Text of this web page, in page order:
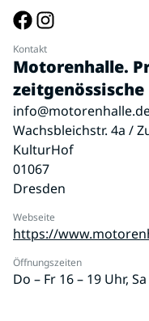
Kontakt
Motorenhalle.
zeitgenössische
Wachsbleichstr. 4a /
KulturHof
01067
Dresden
Webseite
https://
Öffnungszeiten
Do – Fr 16 – 19 Uhr,